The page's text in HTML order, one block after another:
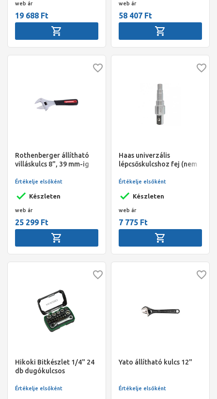
web ár
19 688 Ft
web ár
58 407 Ft
Rothenberger állítható
villáskulcs 8", 39 mm-ig
Készleten
Értékelje elsőként
web ár
25 299 Ft
Haas univerzális
lépcsőskulcshoz fej (nem
Készleten
Értékelje elsőként
web ár
7 775 Ft
Hikoki Bitkészlet 1/4" 24
db dugókulcsos
Értékelje elsőként
Yato állítható kulcs 12"
Értékelje elsőként